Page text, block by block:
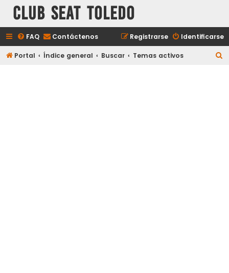
Club Seat Toledo
FAQ Contáctenos Identificarse
Registrarse
Portal Índice general Buscar Temas activos